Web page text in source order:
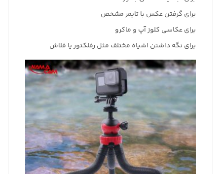
برای گرفتن عکس با تایمر مشخص
برای عکاسی کلوز آپ و ماکرو
برای نگه داشتن اشیاه مختلف مثل رفلکتور یا فلاش